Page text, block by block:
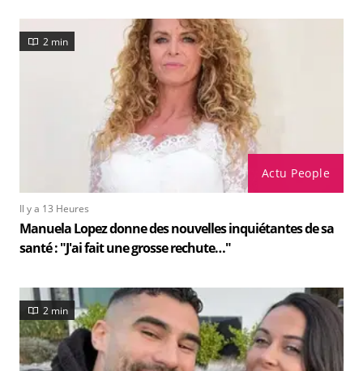
Actu People
2 min
Il y a 13 Heures
Manuela Lopez donne des nouvelles inquiétantes de sa
santé : "J'ai fait une grosse rechute…"
2 min